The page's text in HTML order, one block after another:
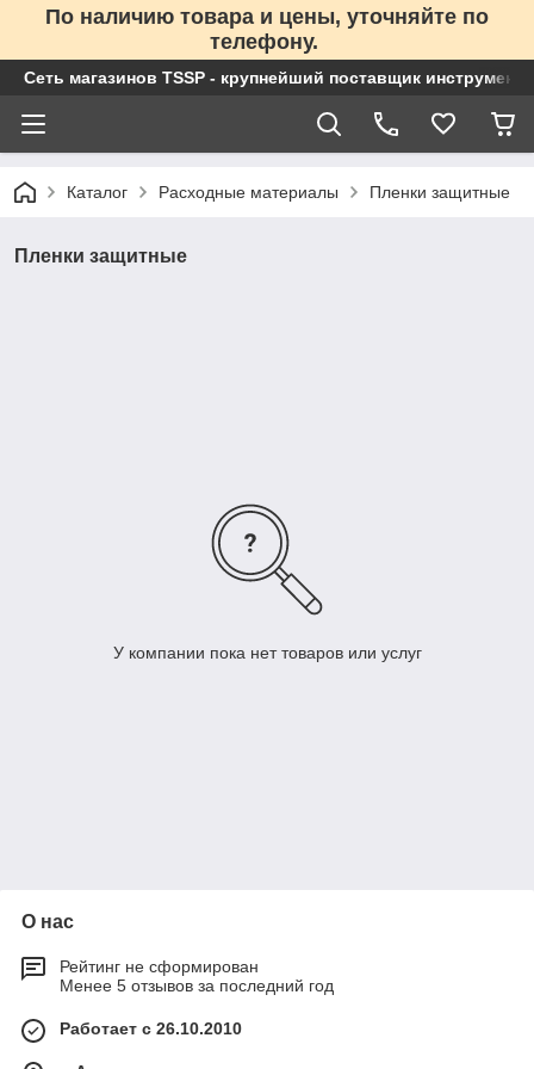
По наличию товара и цены, уточняйте по
телефону.
Сеть магазинов TSSP - крупнейший поставщик
Каталог Расходные материалы Пленки защитные
Пленки защитные
У компании пока нет товаров или услуг
О нас
Рейтинг не сформирован
Менее 5 отзывов за последний год
Работает с 26.10.2010